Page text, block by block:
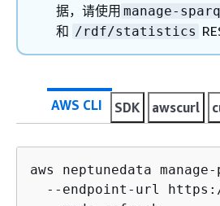
据，请使用 manage-
和 /rdf/statistics
AWS CLI SDK awscurl
aws neptunedata
--endpoint-url